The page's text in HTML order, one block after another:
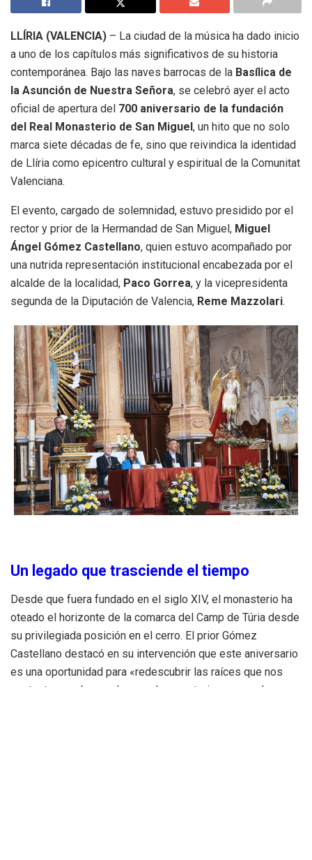
LLÍRIA (VALENCIA) – La ciudad de la música ha dado inicio
a uno de los capítulos más significativos de su historia
contemporánea. Bajo las naves barrocas de la Basílica de
la Asunción de Nuestra Señora, se celebró ayer el acto
oficial de apertura del 700 aniversario de la fundación
del Real Monasterio de San Miguel, un hito que no solo
marca siete décadas de fe, sino que reivindica la identidad
de Llíria como epicentro cultural y espiritual de la Comunitat
Valenciana.
El evento, cargado de solemnidad, estuvo presidido por el
rector y prior de la Hermandad de San Miguel, Miguel
Ángel Gómez Castellano, quien estuvo acompañado por
una nutrida representación institucional encabezada por el
alcalde de la localidad, Paco Gorrea, y la vicepresidenta
segunda de la Diputación de Valencia, Reme Mazzolari.
Un legado que trasciende el tiempo
Desde que fuera fundado en el siglo XIV, el monasterio ha
oteado el horizonte de la comarca del Camp de Túria desde
su privilegiada posición en el cerro. El prior Gómez
Castellano destacó en su intervención que este aniversario
es una oportunidad para «redescubrir las raíces que nos
sustentan», subrayando que el monasterio no es solo un